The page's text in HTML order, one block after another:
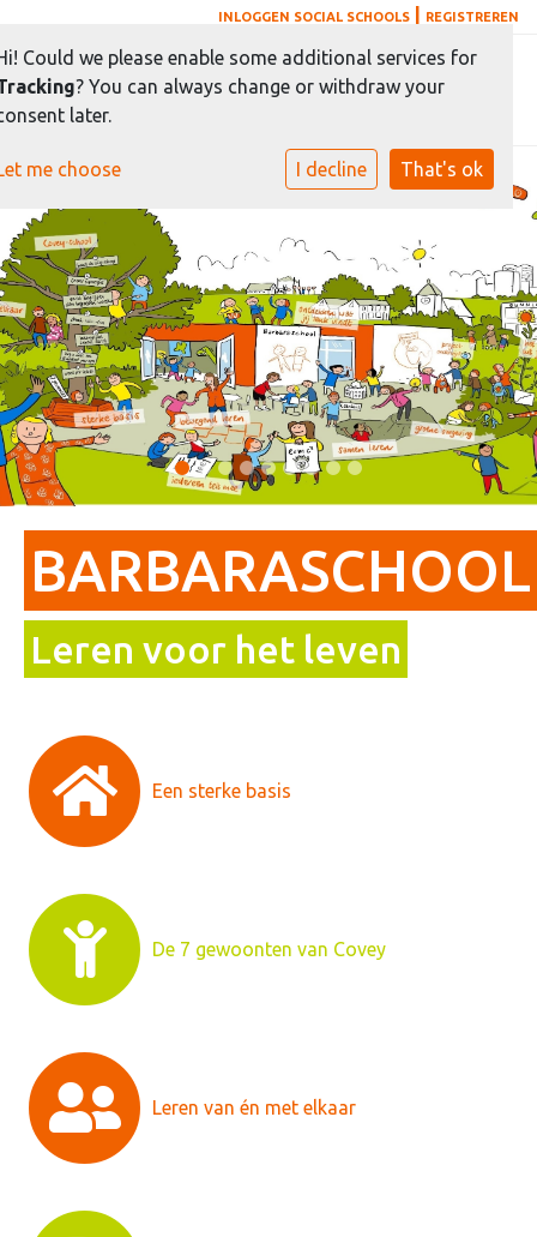
INLOGGEN SOCIAL SCHOOLS REGISTREREN
BARBARASCHOOL
Leren voor het leven
Een sterke basis
De 7 gewoonten van Covey
Leren van én met elkaar
Could we please enable some additional services for
? You can always change or withdraw your
later.
me choose I decline That's ok